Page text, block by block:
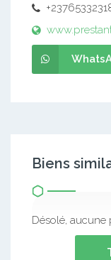
Biens
Désolé, aucune